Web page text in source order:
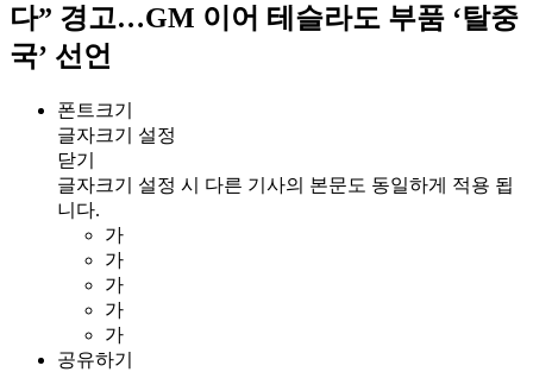
다” 경고…GM 이어 테슬라도 부품 ‘탈중
국’ 선언
폰트크기
글자크기 설정
닫기
글자크기 설정 시 다른 기사의 본문도 동일하게 적용 됩
니다.
가
가
가
가
가
공유하기